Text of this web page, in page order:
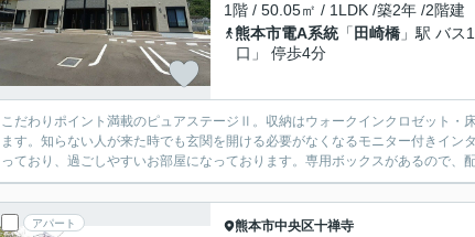
1階 / 50.05㎡ / 1LDK /築2年 /2階建
熊本市電A系統「 田崎橋 」駅 バス
口」 停歩4分
こだわりポイント満載のピュアステージⅡ。収納はウォークインクロゼット・
ます。知らない人が来た時でも玄関を開ける必要がなくなるモニター付きイ
っており、過ごしやすいお部屋になっております。専用ボックスがあるので、
アパート 熊本市中央区十禅寺